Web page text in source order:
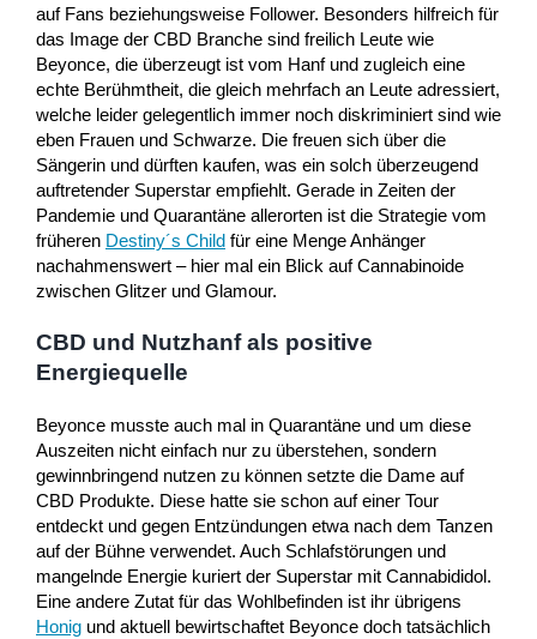
auf Fans beziehungsweise Follower. Besonders hilfreich für
das Image der CBD Branche sind freilich Leute wie
Beyonce, die überzeugt ist vom Hanf und zugleich eine
echte Berühmtheit, die gleich mehrfach an Leute adressiert,
welche leider gelegentlich immer noch diskriminiert sind wie
eben Frauen und Schwarze. Die freuen sich über die
Sängerin und dürften kaufen, was ein solch überzeugend
auftretender Superstar empfiehlt. Gerade in Zeiten der
Pandemie und Quarantäne allerorten ist die Strategie vom
früheren Destiny´s Child für eine Menge Anhänger
nachahmenswert – hier mal ein Blick auf Cannabinoide
zwischen Glitzer und Glamour.
CBD und Nutzhanf als positive
Energiequelle
Beyonce musste auch mal in Quarantäne und um diese
Auszeiten nicht einfach nur zu überstehen, sondern
gewinnbringend nutzen zu können setzte die Dame auf
CBD Produkte. Diese hatte sie schon auf einer Tour
entdeckt und gegen Entzündungen etwa nach dem Tanzen
auf der Bühne verwendet. Auch Schlafstörungen und
mangelnde Energie kuriert der Superstar mit Cannabididol.
Eine andere Zutat für das Wohlbefinden ist ihr übrigens
Honig und aktuell bewirtschaftet Beyonce doch tatsächlich